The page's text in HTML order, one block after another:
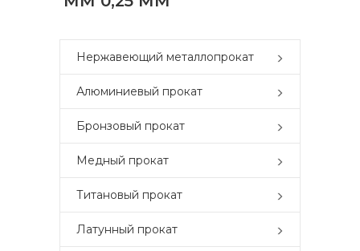
Нержавеющий металлопрокат
Алюминиевый прокат
Бронзовый прокат
Медный прокат
Титановый прокат
Латунный прокат